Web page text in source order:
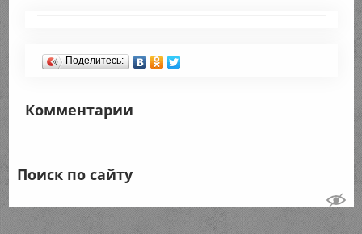
Поделитесь:
Комментарии
Поиск по сайту